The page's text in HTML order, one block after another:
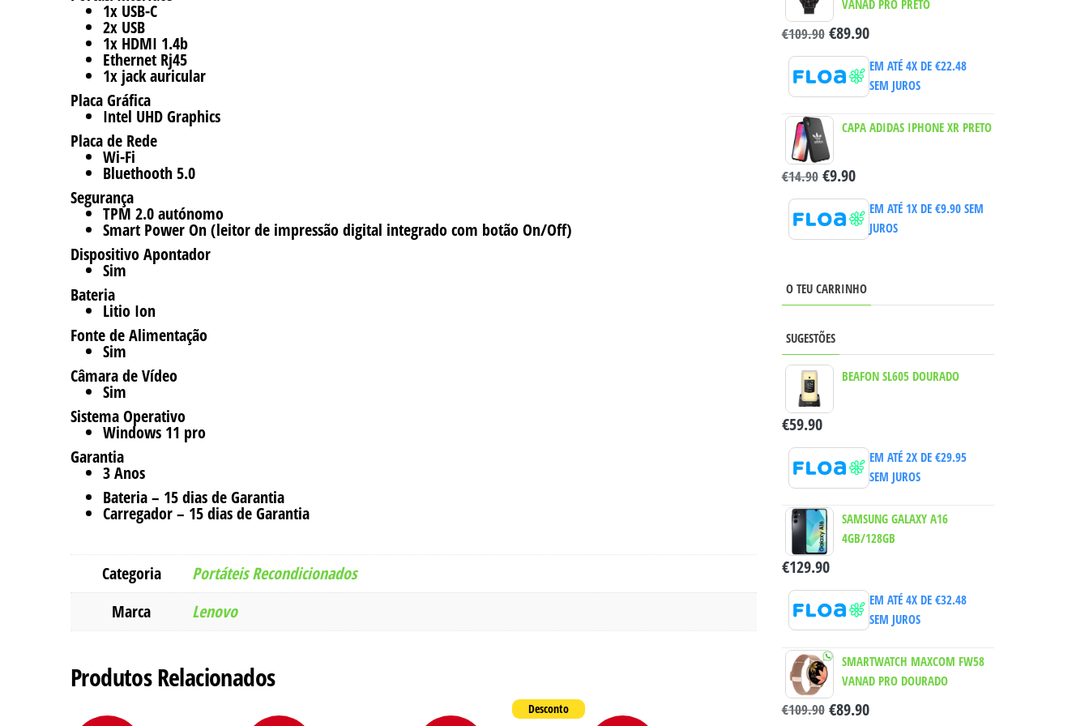
1x USB-C
2x USB
1x HDMI 1.4b
Ethernet Rj45
1x jack auricular
Placa Gráfica
Intel UHD Graphics
Placa de Rede
Wi-Fi
Bluethooth 5.0
Segurança
TPM 2.0 autónomo
Smart Power On (leitor de impressão digital integrado com botão On/Off)
Dispositivo Apontador
Sim
Bateria
Litio Ion
Fonte de Alimentação
Sim
Câmara de Vídeo
Sim
Sistema Operativo
Windows 11 pro
Garantia
3 Anos
Bateria – 15 dias de Garantia
Carregador – 15 dias de Garantia
Categoria
Portáteis Recondicionados
Marca
Lenovo
Produtos Relacionados
VANAD PRO PRETO
€109.90 €89.90
EM ATÉ 4X DE €22.48
SEM JUROS
CAPA ADIDAS IPHONE XR PRETO
€14.90 €9.90
EM ATÉ 1X DE €9.90 SEM
JUROS
O TEU CARRINHO
SUGESTÕES
BEAFON SL605 DOURADO
€59.90
EM ATÉ 2X DE €29.95
SEM JUROS
SAMSUNG GALAXY A16
4GB/128GB
€129.90
EM ATÉ 4X DE €32.48
SEM JUROS
SMARTWATCH MAXCOM FW58
VANAD PRO DOURADO
€109.90 €89.90